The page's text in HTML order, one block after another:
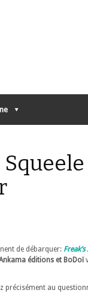
de débarquer:
éditions et BoDoï
précisément au